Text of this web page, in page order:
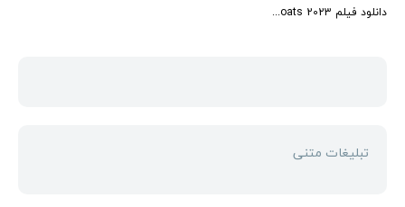
دانلود فیلم Kill Her Goats 2023 (بزهایش را بکش 2023) رایگان
تبلیغات متنی